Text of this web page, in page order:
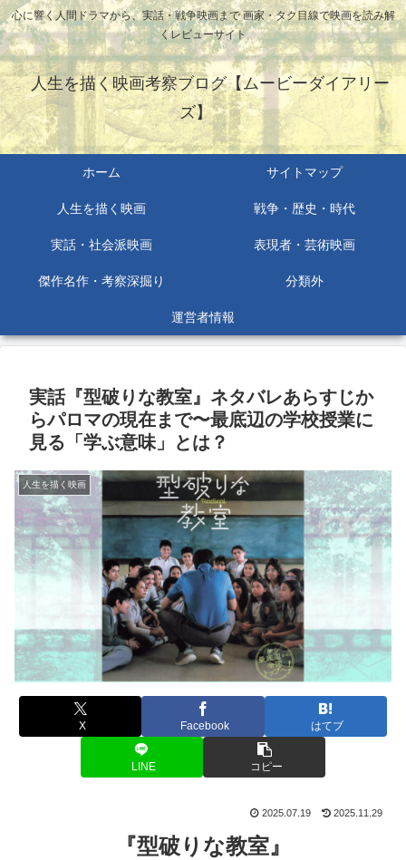
心に響く人間ドラマから、実話・戦争映画まで 画家・タク目線で映画を読み解
くレビューサイト
人生を描く映画考察ブログ【ムービーダイアリー
ズ】
ホーム サイトマップ
人生を描く映画 戦争・歴史・時代
実話・社会派映画 表現者・芸術映画
傑作名作・考察深掘り 分類外
運営者情報
実話『型破りな教室』ネタバレあらすじか
らパロマの現在まで〜最底辺の学校授業に
見る「学ぶ意味」とは？
人生を描く映画
X Facebook はてブ
LINE コピー
2025.07.19 2025.11.29
『型破りな教室』